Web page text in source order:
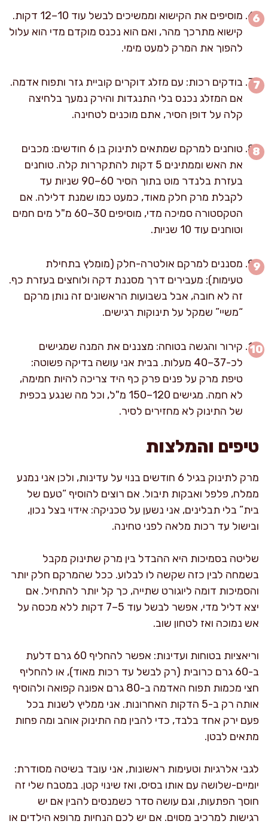
מוסיפים את הקישוא וממשיכים לבשל עוד 10–12 דקות.
קישוא מתרכך מהר, ואם הוא נכנס מוקדם מדי הוא עלול
להפוך את המרק למעט מימי.
בודקים רכות: עם מזלג דוקרים קוביית גזר ותפוח אדמה.
אם המזלג נכנס בלי התנגדות והירק נמעך בלחיצה
קלה על דופן הסיר, אתם מוכנים לטחינה.
טוחנים למרקם שמתאים לתינוק בן 6 חודשים: מכבים
את האש וממתינים 5 דקות להתקררות קלה. טוחנים
בעזרת בלנדר מוט בתוך הסיר 60–90 שניות עד
לקבלת מרק חלק מאוד, כמעט כמו שמנת דלילה. אם
הטקסטורה סמיכה מדי, מוסיפים 30–60 מ"ל מים חמים
וטוחנים עוד 10 שניות.
מסננים למרקם אולטרה-חלק (מומלץ בתחילת
טעימות): מעבירים דרך מסננת דקה ולוחצים בעזרת כף.
זה לא חובה, אבל בשבועות הראשונים זה נותן מרקם
“משיי” שמקל על תינוקות רגישים.
קירור והגשה בטוחה: מצננים את המנה שמגישים
לכ-37–40 מעלות. בבית אני עושה בדיקה פשוטה:
טיפת מרק על פנים פרק כף היד צריכה להיות חמימה,
לא חמה. מגישים 120–150 מ"ל, וכל מה שנגע בכפית
של התינוק לא מחזירים לסיר.
טיפים והמלצות
מרק לתינוק בגיל 6 חודשים בנוי על עדינות, ולכן אני נמנע
ממלח, פלפל ואבקות תיבול. אם רוצים להוסיף “טעם של
בית” בלי תבלינים, אני נשען על טכניקה: אידוי בצל נכון,
ובישול עד רכות מלאה לפני טחינה.
שליטה בסמיכות היא ההבדל בין מרק שתינוק מקבל
בשמחה לבין כזה שקשה לו לבלוע. ככל שהמרקם חלק יותר
והסמיכות דומה ליוגורט שתייה, כך קל יותר להתחיל. אם
יצא דליל מדי, אפשר לבשל עוד 5–7 דקות ללא מכסה על
אש נמוכה ואז לטחון שוב.
וריאציות בטוחות ועדינות: אפשר להחליף 60 גרם דלעת
ב-60 גרם כרובית (רק לבשל עד רכות מאוד), או להחליף
חצי מכמות תפוח האדמה ב-80 גרם אפונה קפואה ולהוסיף
אותה רק ב-5 הדקות האחרונות. אני ממליץ לשנות בכל
פעם ירק אחד בלבד, כדי להבין מה התינוק אוהב ומה פחות
מתאים לבטן.
לגבי אלרגיות וטעימות ראשונות, אני עובד בשיטה מסודרת:
יומיים-שלושה עם אותו בסיס, ואז שינוי קטן. במטבח שלי זה
חוסך הפתעות, וגם עושה סדר כשמנסים להבין אם יש
רגישות למרכיב מסוים. אם יש לכם הנחיות מרופא הילדים או